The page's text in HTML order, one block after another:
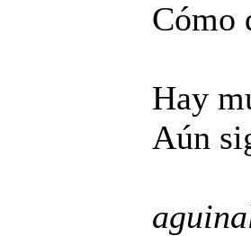
Cómo
Hay
Aún